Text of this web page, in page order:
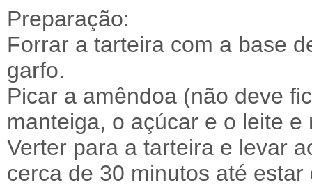
Preparação:
Forrar a tarteira com a base
garfo.
Picar a amêndoa (não deve
manteiga, o açúcar e o leite
Verter para a tarteira e levar
cerca de 30 minutos até